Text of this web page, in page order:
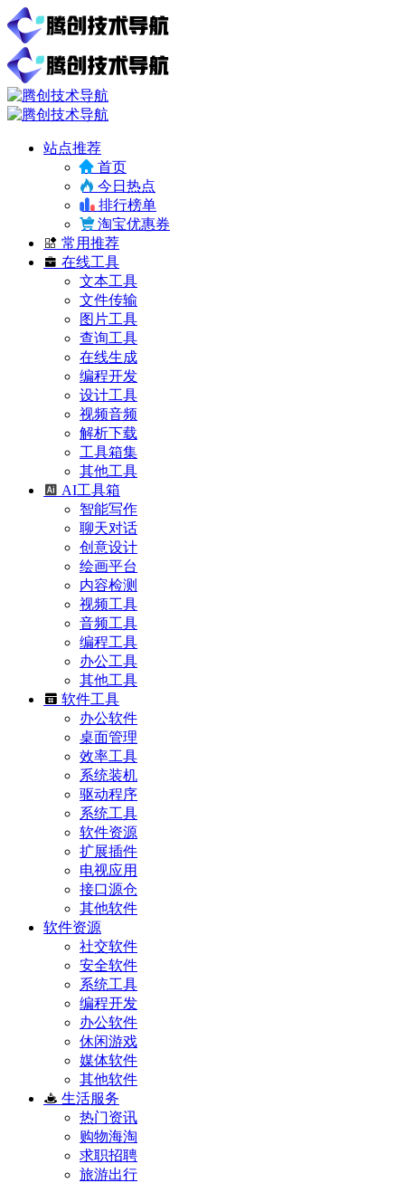
站点推荐
首页
今日热点
排行榜单
淘宝优惠券
常用推荐
在线工具
文本工具
文件传输
图片工具
查询工具
在线生成
编程开发
设计工具
视频音频
解析下载
工具箱集
其他工具
AI工具箱
智能写作
聊天对话
创意设计
绘画平台
内容检测
视频工具
音频工具
编程工具
办公工具
其他工具
软件工具
办公软件
桌面管理
效率工具
系统装机
驱动程序
系统工具
软件资源
扩展插件
电视应用
接口源仓
其他软件
软件资源
社交软件
安全软件
系统工具
编程开发
办公软件
休闲游戏
媒体软件
其他软件
生活服务
热门资讯
购物海淘
求职招聘
旅游出行